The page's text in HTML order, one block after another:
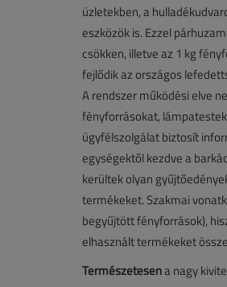
üzletekben, a
eszközök is. Ezzel
csökken, illetve az 1 kg
fejlődik az országos
A rendszer működési elve
fényforrásokat,
ügyfélszolgálat biztosít
egységektől kezdve a
kerültek olyan
termékeket. Szakmai
begyűjtött fényforrások),
elhasznált termékeket
Természetesena nagy